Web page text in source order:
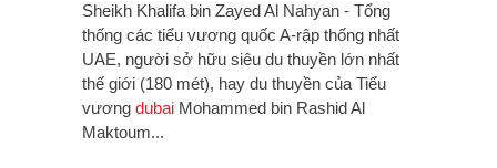
Sheikh Khalifa bin Zayed Al Nahyan - Tổng
thống các tiểu vương quốc A-rập thống nhất
UAE, người sở hữu siêu du thuyền lớn nhất
thế giới (180 mét), hay du thuyền của Tiểu
vương dubai Mohammed bin Rashid Al
Maktoum...